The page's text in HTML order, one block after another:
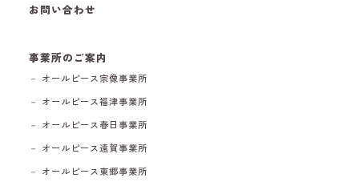
お問い合わせ
事業所のご案内
－ オールピース宗像事業所
－ オールピース福津事業所
－ オールピース春日事業所
－ オールピース遠賀事業所
－ オールピース東郷事業所